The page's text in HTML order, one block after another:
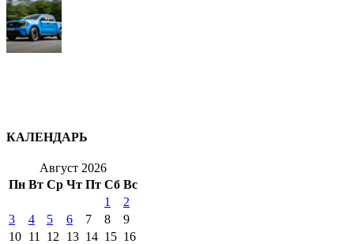
КАЛЕНДАРЬ
Август 2026
Пн Вт Ср Чт Пт Сб Вс
1
2
3
4 5 6 7 8
9
10 11 12 13 14 15 16